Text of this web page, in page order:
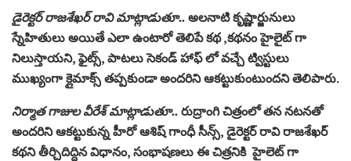
డైరెక్టర్ రాజశేఖర్ రావి మాట్లాడుతూ..అలనాటి కృష్ణార్జునులు
స్నేహితులు అయితే ఎలా ఉంటారో తెలిపే కథ ,కథనం హైలైట్ గా
నిలుస్తాయని, ఫైట్స్, పాటలు సెకండ్ హాఫ్ లో వచ్చే ట్విస్టులు
ముఖ్యంగా క్లైమాక్స్ తప్పకుండా అందరిని ఆకట్టుకుంటుందని తెలిపారు.
నిర్మాత గాజుల వీరేశ్ మాట్లాడుతూ..రుద్రాంగి చిత్రంలో తన నటనతో
అందరిని ఆకట్టుకున్న హీరో ఆశిష్ గాంధీ సీన్స్, డైరెక్టర్ రావి రాజశేఖర్
కథని తీర్చిదిద్దిన విధానం, సంభాషణలు ఈ చిత్రనికి హైలెట్ గా